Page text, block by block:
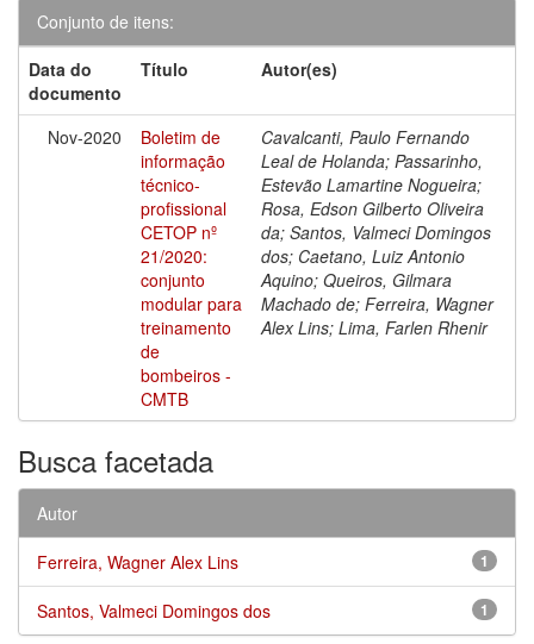
Conjunto de itens:
Data do
documento
Título Autor(es)
Nov-2020
Boletim de
informação
técnico-
profissional
CETOP nº
21/2020:
conjunto
modular para
treinamento
de
bombeiros -
CMTB
Cavalcanti, Paulo Fernando
Leal de Holanda; Passarinho,
Estevão Lamartine Nogueira;
Rosa, Edson Gilberto Oliveira
da; Santos, Valmeci Domingos
dos; Caetano, Luiz Antonio
Aquino; Queiros, Gilmara
Machado de; Ferreira, Wagner
Alex Lins; Lima, Farlen Rhenir
Busca facetada
Autor
1
Ferreira, Wagner Alex Lins
1
Santos, Valmeci Domingos dos